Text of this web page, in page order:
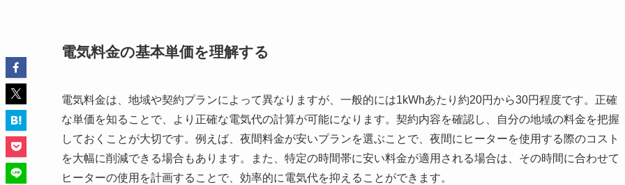
電気料金の基本単価を理解する
電気料金は、地域や契約プランによって異なりますが、一般的には1kWhあたり約20円から30円程度です。正確
な単価を知ることで、より正確な電気代の計算が可能になります。契約内容を確認し、自分の地域の料金を把握
しておくことが大切です。例えば、夜間料金が安いプランを選ぶことで、夜間にヒーターを使用する際のコスト
を大幅に削減できる場合もあります。また、特定の時間帯に安い料金が適用される場合は、その時間に合わせて
ヒーターの使用を計画することで、効率的に電気代を抑えることができます。